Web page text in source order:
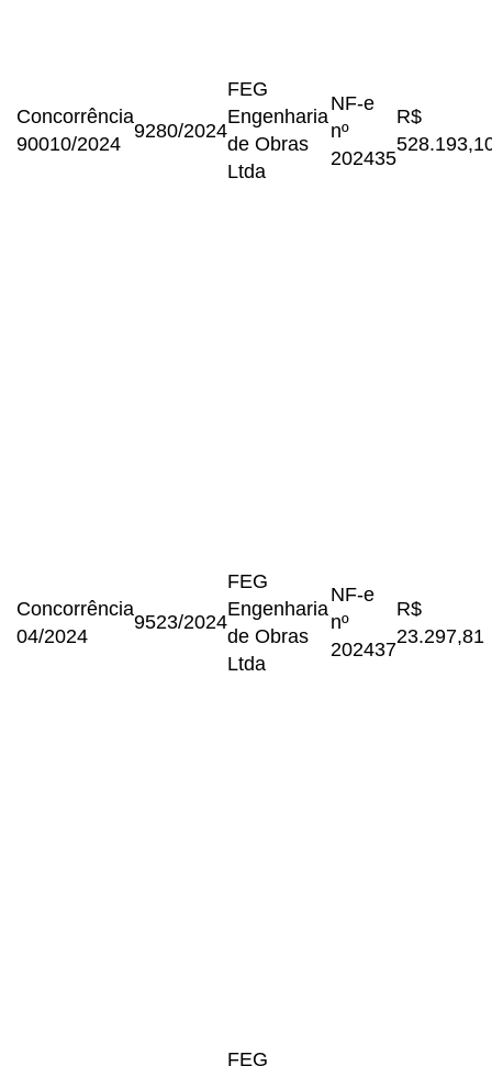
Concorrência
90010/2024
9280/2024
FEG
Engenharia
de Obras
Ltda
NF-e
nº
202435
R$
Concorrência
04/2024
9523/2024
FEG
Engenharia
de Obras
Ltda
NF-e
nº
202437
R$
23.297,81
FEG